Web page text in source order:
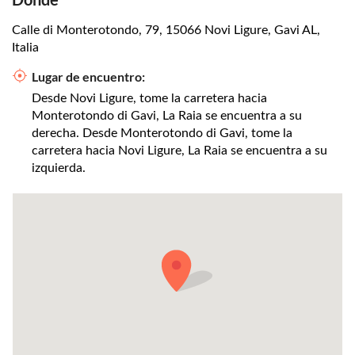
Calle di Monterotondo, 79, 15066 Novi Ligure, Gavi AL,
Italia
Lugar de encuentro:
Desde Novi Ligure, tome la carretera hacia
Monterotondo di Gavi, La Raia se encuentra a su
derecha. Desde Monterotondo di Gavi, tome la
carretera hacia Novi Ligure, La Raia se encuentra a su
izquierda.